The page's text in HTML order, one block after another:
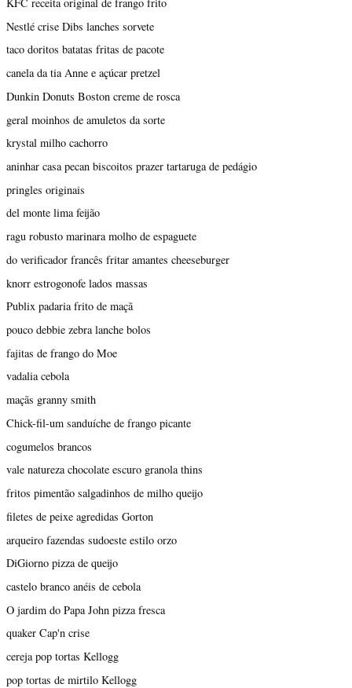
Nestlé crise Dibs lanches sorvete
taco doritos batatas fritas de pacote
canela da tia Anne e açúcar pretzel
Dunkin Donuts Boston creme de rosca
geral moinhos de amuletos da sorte
krystal milho cachorro
aninhar casa pecan biscoitos prazer tartaruga de pedágio
pringles originais
del monte lima feijão
ragu robusto marinara molho de espaguete
do verificador francês fritar amantes cheeseburger
knorr estrogonofe lados massas
Publix padaria frito de maçã
pouco debbie zebra lanche bolos
fajitas de frango do Moe
vadalia cebola
maçãs granny smith
Chick-fil-um sanduíche de frango picante
cogumelos brancos
vale natureza chocolate escuro granola thins
fritos pimentão salgadinhos de milho queijo
filetes de peixe agredidas Gorton
arqueiro fazendas sudoeste estilo orzo
DiGiorno pizza de queijo
castelo branco anéis de cebola
O jardim do Papa John pizza fresca
quaker Cap'n crise
cereja pop tortas Kellogg
pop tortas de mirtilo Kellogg